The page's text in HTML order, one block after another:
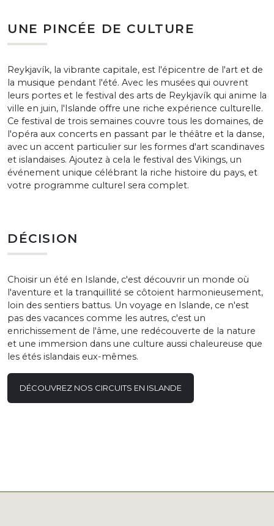
UNE PINCÉE DE CULTURE
Reykjavík, la vibrante capitale, est l'épicentre de l'art et de
la musique pendant l'été. Avec les musées qui ouvrent
leurs portes et le festival des arts de Reykjavík qui anime la
ville en juin, l'Islande offre une riche expérience culturelle.
Ce festival de trois semaines couvre tous les domaines, de
l'opéra aux concerts en passant par le théâtre et la danse,
avec un accent particulier sur les formes d'art scandinaves
et islandaises. Ajoutez à cela le festival des Vikings, un
événement unique célébrant la riche histoire du pays, et
votre programme culturel sera complet.
DÉCISION
Choisir un été en Islande, c'est découvrir un monde où
l'aventure et la tranquillité se côtoient harmonieusement,
loin des sentiers battus. Un voyage en Islande, ce n'est
pas des vacances comme les autres, c'est un
enrichissement de l'âme, une redécouverte de la nature
et une immersion dans une culture aussi chaleureuse que
les étés islandais eux-mêmes.
DÉCOUVREZ NOS CIRCUITS EN ISLANDE